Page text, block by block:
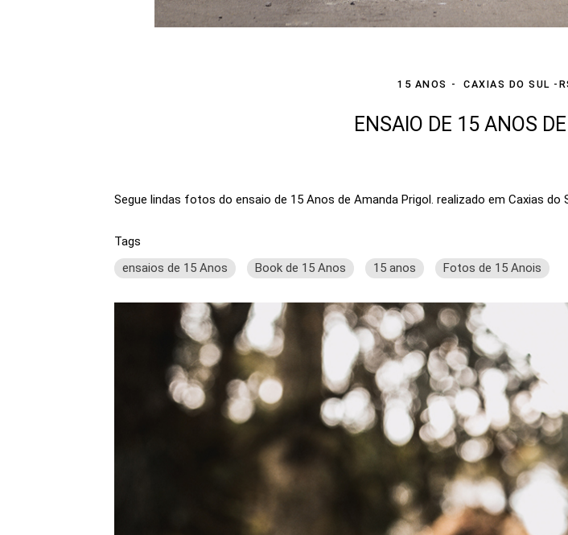
15 ANOS CAXIAS DO SUL -
ENSAIO DE 15 ANOS
Segue lindas fotos do ensaio de 15 Anos de Amanda Prigol. realizado em Caxias
Tags
ensaios de 15 Anos
Book de 15 Anos 15 anos Fotos de 15 Anois